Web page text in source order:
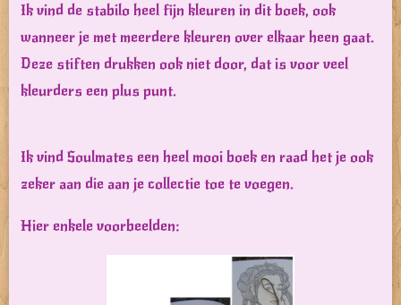
Ik vind de stabilo heel fijn kleuren in dit boek, ook
wanneer je met meerdere kleuren over elkaar heen gaat.
Deze stiften drukken ook niet door, dat is voor veel
kleurders een plus punt.
Ik vind Soulmates een heel mooi boek en raad het je ook
zeker aan die aan je collectie toe te voegen.
Hier enkele voorbeelden: